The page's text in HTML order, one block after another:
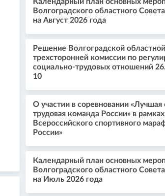
Волгоградского областного
на Август 2026 года
Решение Волгоградской областной
трехсторонней комиссии по
социально-трудовых отношений
10
О участии в соревновании «Лучшая
трудовая команда России» в рамках
Всероссийского спортивного
России»
Календарный план основных
Волгоградского областного
на Июль 2026 года